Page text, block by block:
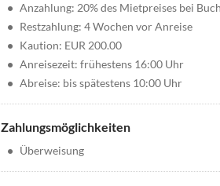
• Anzahlung: 20% des Mietpreises bei
• Restzahlung: 4 Wochen vor Anreise
• Kaution: EUR 200.00
• Anreisezeit: frühestens 16:00 Uhr
• Abreise: bis spätestens 10:00 Uhr
Zahlungsmöglichkeiten
• Überweisung